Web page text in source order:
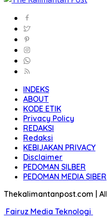
INDEKS
ABOUT
KODE ETIK
Privacy Policy
REDAKSI
Redaksi
KEBIJAKAN PRIVACY
Disclaimer
PEDOMAN SILBER
PEDOMAN MEDIA SIBER
Thekalimantanpost.com |
Fairuz Media Teknologi